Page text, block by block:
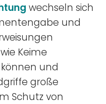
wechseln sich
und
Keime
und
große
Schutz von